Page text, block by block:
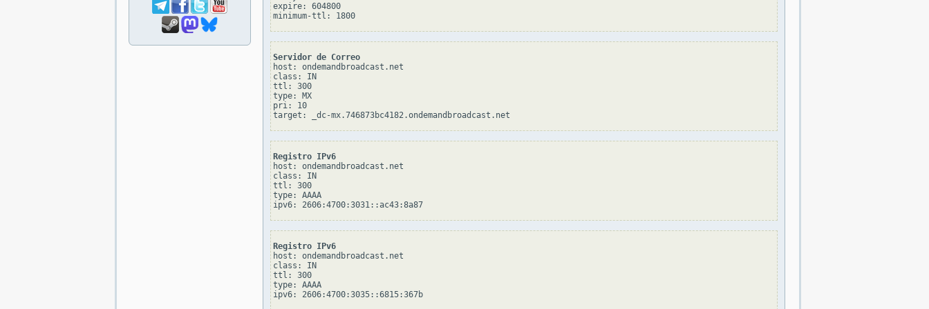
expire: 604800
minimum-ttl: 1800
Servidor de Correo
host: ondemandbroadcast.net
class: IN
ttl: 300
type: MX
pri: 10
Registro IPv6
host: ondemandbroadcast.net
class: IN
ttl: 300
type: AAAA
ipv6: 2606:4700:3031::ac43:8a87
Registro IPv6
host: ondemandbroadcast.net
class: IN
ttl: 300
type: AAAA
ipv6: 2606:4700:3035::6815:367b